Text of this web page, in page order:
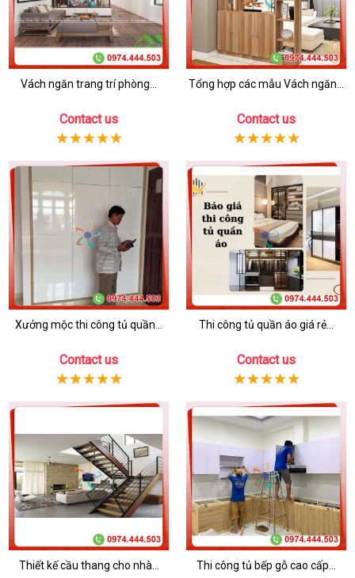
Vách ngăn trang trí phòng...
Contact us
Tổng hợp các mẫu Vách ngăn...
Contact us
Xưởng mộc thi công tủ quần...
Contact us
Thi công tủ quần áo giá rẻ...
Contact us
Thiết kế cầu thang cho nhà... Thi công tủ bếp gỗ cao cấp...